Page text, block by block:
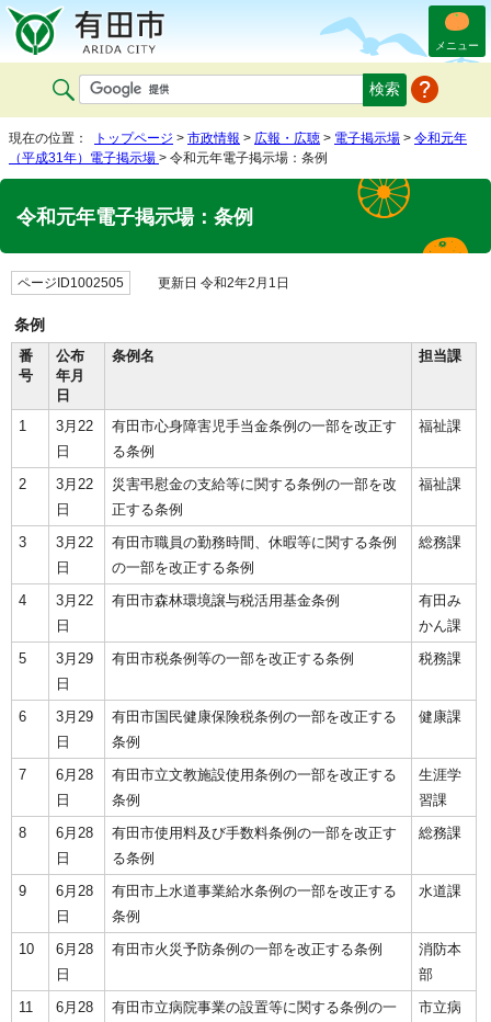
メニュー
現在の位置： トップページ > 市政情報 > 広報・広聴 > 電子掲示場 > 令和元年
（平成31年）電子掲示場 > 令和元年電子掲示場：条例
令和元年電子掲示場：条例
ページID1002505 更新日 令和2年2月1日
条例
番
号
公布
年月
日
条例名 担当課
1
3月22
日
有田市心身障害児手当金条例の一部を改正す
る条例
福祉課
2
3月22
日
災害弔慰金の支給等に関する条例の一部を改
正する条例
福祉課
3
3月22
日
有田市職員の勤務時間、休暇等に関する条例
の一部を改正する条例
総務課
4
3月22
日
有田市森林環境譲与税活用基金条例
有田み
かん課
5
3月29
日
有田市税条例等の一部を改正する条例 税務課
6
3月29
日
有田市国民健康保険税条例の一部を改正する
条例
健康課
7
6月28
日
有田市立文教施設使用条例の一部を改正する
条例
生涯学
習課
8
6月28
日
有田市使用料及び手数料条例の一部を改正す
る条例
総務課
9
6月28
日
有田市上水道事業給水条例の一部を改正する
条例
水道課
10
6月28
日
有田市火災予防条例の一部を改正する条例
消防本
部
11
6月28
有田市立病院事業の設置等に関する条例の一
市立病